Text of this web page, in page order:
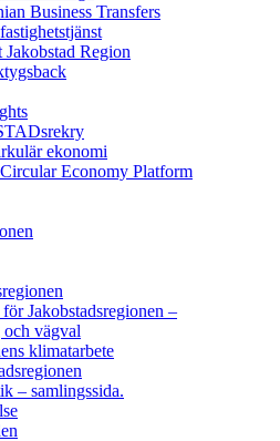
Business Transfers
Region
ekonomi
Economy Platform
Jakobstadsregionen –
vägval
klimatarbete
– samlingssida.